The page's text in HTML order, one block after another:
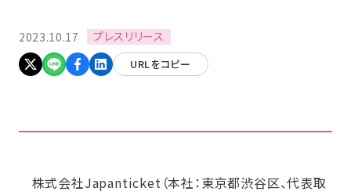
2023.10.17 プレスリリース
URLをコピー
株式会社Japanticket（本社：東京都渋谷区、代表取